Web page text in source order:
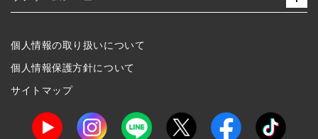
個人情報の取り扱いについて
個人情報保護方針について
サイトマップ